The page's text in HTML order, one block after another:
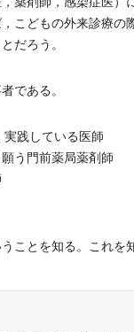
こどもの外来診療の
だろう。
である。
践している医師
う門前薬局薬剤師
ことを知る。これを